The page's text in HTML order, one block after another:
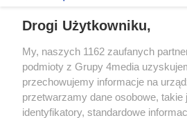
Drogi Użytkowniku,
My, naszych 1162 zaufanych
podmioty z Grupy 4media
przechowujemy informacje na
przetwarzamy dane osobowe, takie
identyfikatory, standardowe